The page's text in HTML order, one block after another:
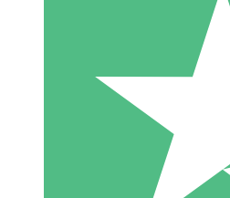
Pacotes de
Pague conforme o uso com
10